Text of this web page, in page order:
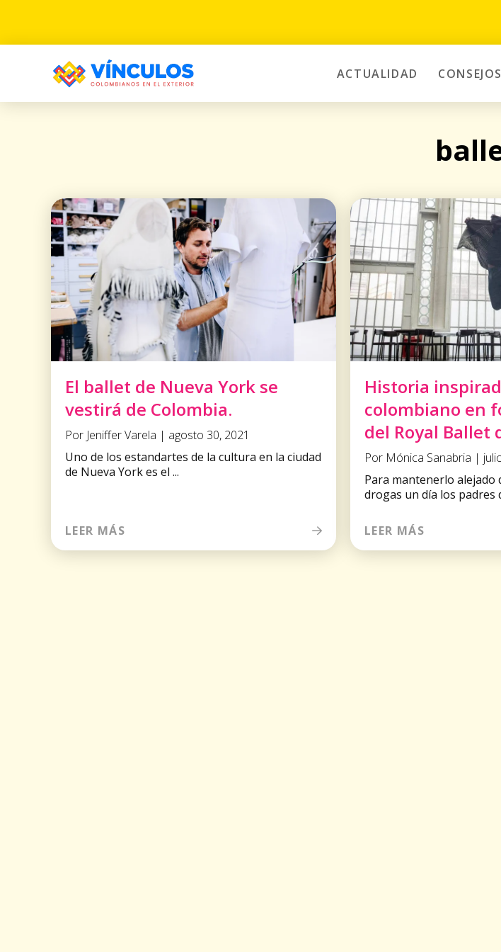
ACTUALIDAD CONSEJOS
El ballet de Nueva York se
vestirá de Colombia.
Por Jeniffer Varela | agosto 30, 2021
Uno de los estandartes de la cultura en la ciudad
de Nueva York es el ...
LEER MÁS
Historia
colombiano en
del Royal Ballet
Por Mónica Sanabria |
Para mantenerlo alejado
drogas un día los padres
LEER MÁS